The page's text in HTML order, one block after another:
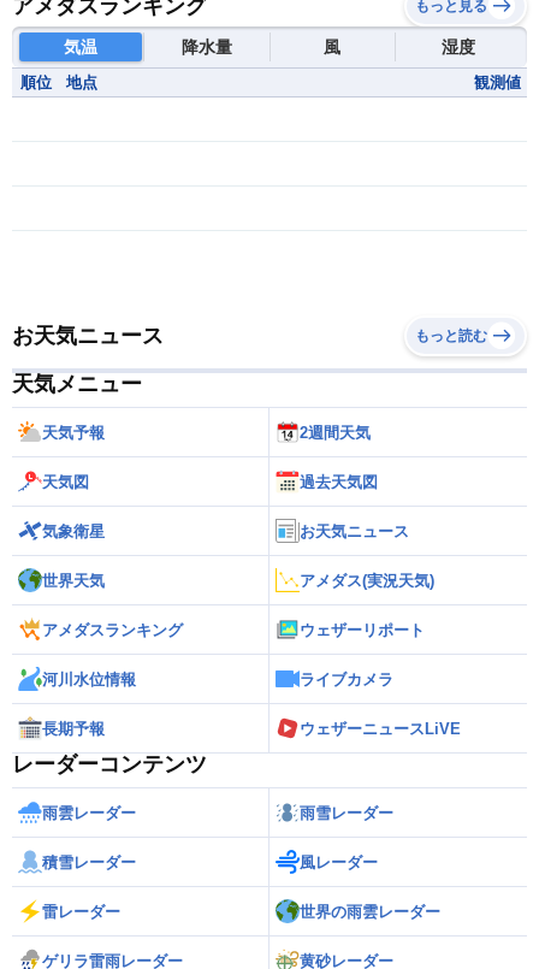
アメダスランキング もっと見る
気温 降水量 風 湿度
順位 地点 観測値
お天気ニュース もっと読む
天気メニュー
天気予報 2週間天気
天気図 過去天気図
気象衛星 お天気ニュース
世界天気 アメダス(実況天気)
アメダスランキング ウェザーリポート
河川水位情報 ライブカメラ
長期予報 ウェザーニュースLiVE
レーダーコンテンツ
雨雲レーダー 雨雪レーダー
積雪レーダー 風レーダー
雷レーダー 世界の雨雲レーダー
ゲリラ雷雨レーダー 黄砂レーダー